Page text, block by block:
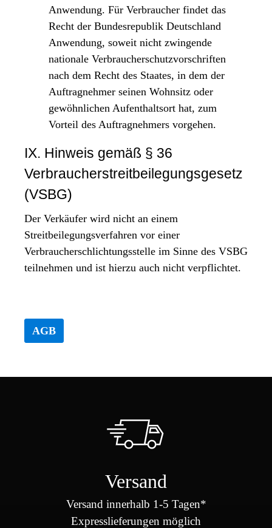
Anwendung. Für Verbraucher findet das
Recht der Bundesrepublik Deutschland
Anwendung, soweit nicht zwingende
nationale Verbraucherschutzvorschriften
nach dem Recht des Staates, in dem der
Auftragnehmer seinen Wohnsitz oder
gewöhnlichen Aufenthaltsort hat, zum
Vorteil des Auftragnehmers vorgehen.
IX. Hinweis gemäß § 36
Verbraucherstreitbeilegungsgesetz
(VSBG)
Der Verkäufer wird nicht an einem
Streitbeilegungsverfahren vor einer
Verbraucherschlichtungsstelle im Sinne des VSBG
teilnehmen und ist hierzu auch nicht verpflichtet.
AGB
Versand
Versand innerhalb 1-5 Tagen*
Expresslieferungen möglich